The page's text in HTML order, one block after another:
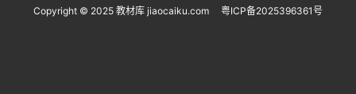
Copyright © 2025 教材库 jiaocaiku.com 粤ICP备2025396361号